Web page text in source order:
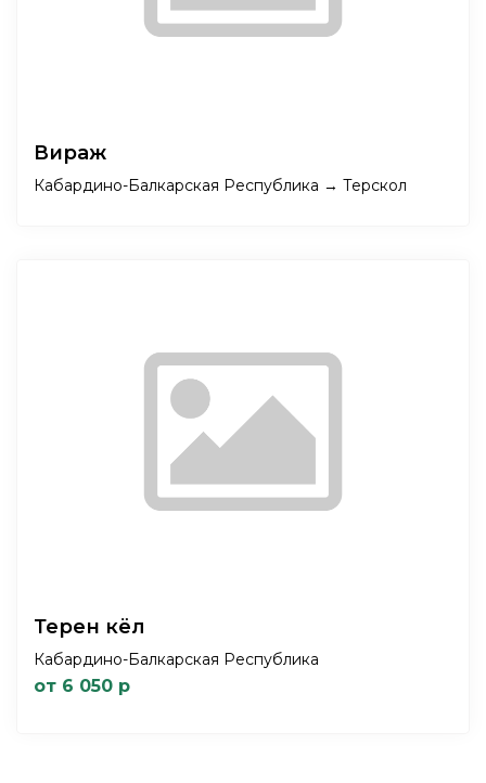
Вираж
Кабардино-Балкарская Республика → Терскол
Терен кёл
Кабардино-Балкарская Республика
от 6 050 р